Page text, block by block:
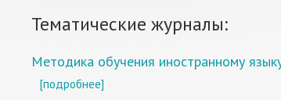
Тематические журналы:
Методика обучения иностранному
[подробнее]